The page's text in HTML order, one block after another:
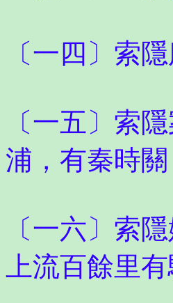
〔一四〕索
〔一五〕索
浦，有秦時
〔一六〕索
上流百餘里